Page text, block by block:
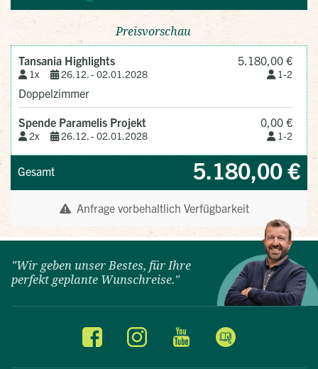
"Wir geben unser Bestes, für Ihre
perfekt geplante Wunschreise."